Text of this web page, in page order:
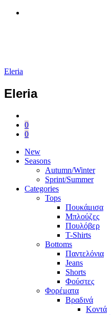
Eleria
Eleria
0
0
New
Seasons
Autumn/Winter
Sprint/Summer
Categories
Tops
Πουκάμισα
Μπλούζες
Πουλόβερ
T-Shirts
Bottoms
Παντελόνια
Jeans
Shorts
Φούστες
Φορέματα
Βραδινά
Κοντά